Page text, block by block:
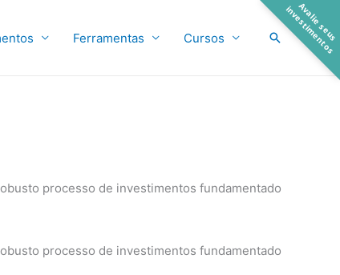
Ferramentas Cursos Pesquisar
processo de investimentos fundamentado
processo de investimentos fundamentado
A
v
a
l
i
e
s
e
u
s
i
n
v
e
s
t
i
m
e
n
t
o
s